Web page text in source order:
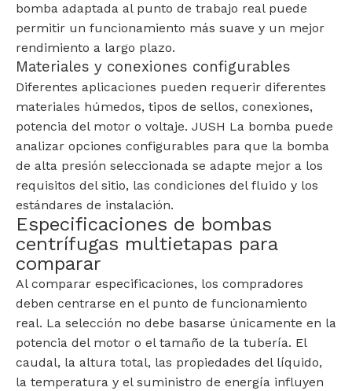
bomba adaptada al punto de trabajo real puede
permitir un funcionamiento más suave y un mejor
rendimiento a largo plazo.
Materiales y conexiones configurables
Diferentes aplicaciones pueden requerir diferentes
materiales húmedos, tipos de sellos, conexiones,
potencia del motor o voltaje. JUSH La bomba puede
analizar opciones configurables para que la bomba
de alta presión seleccionada se adapte mejor a los
requisitos del sitio, las condiciones del fluido y los
estándares de instalación.
Especificaciones de bombas
centrífugas multietapas para
comparar
Al comparar especificaciones, los compradores
deben centrarse en el punto de funcionamiento
real. La selección no debe basarse únicamente en la
potencia del motor o el tamaño de la tubería. El
caudal, la altura total, las propiedades del líquido,
la temperatura y el suministro de energía influyen